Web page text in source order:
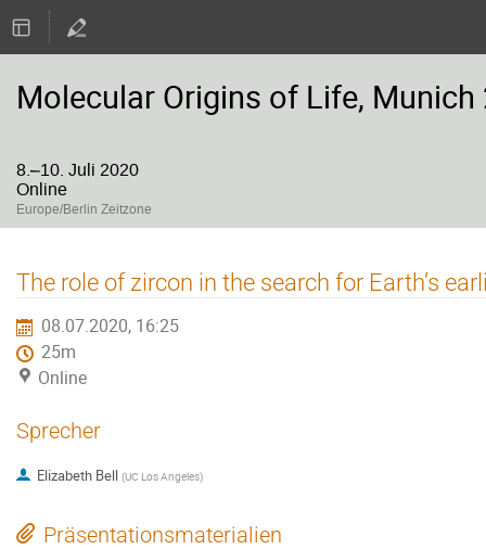
Molecular Origins of Life, Munich
8.–10. Juli 2020
Online
Europe/Berlin Zeitzone
The role of zircon in the search for Earth’s
08.07.2020, 16:25
25m
Online
Sprecher
Elizabeth Bell (UC Los Angeles)
Präsentationsmaterialien